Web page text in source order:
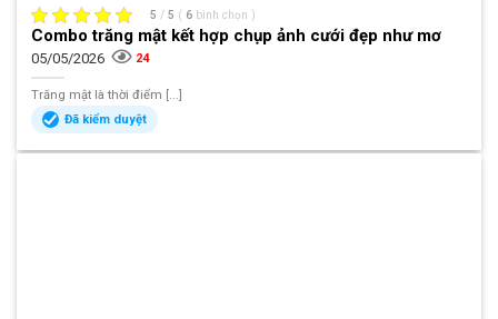
5 / 5 ( 6 bình chọn )
Combo trăng mật kết hợp chụp ảnh cưới đẹp như mơ
05/05/2026 24
Trăng mật là thời điểm [...]
Đã kiểm duyệt